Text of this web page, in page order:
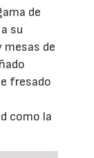
de
su
mesas de
fresado
como la